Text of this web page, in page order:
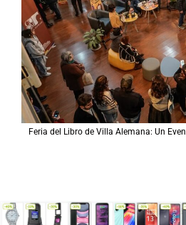
Feria del Libro de Villa Alemana: Un